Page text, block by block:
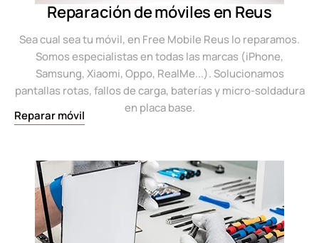
Reparación de móviles en Reus
Sea cual sea tu móvil, en Free Mobile Reus lo reparamos.
Somos especialistas en todas las marcas (iPhone,
Samsung, Xiaomi, Oppo, RealMe...). Solucionamos
pantallas rotas, fallos de carga, baterías y micro-soldadura
en placa base.
Reparar móvil